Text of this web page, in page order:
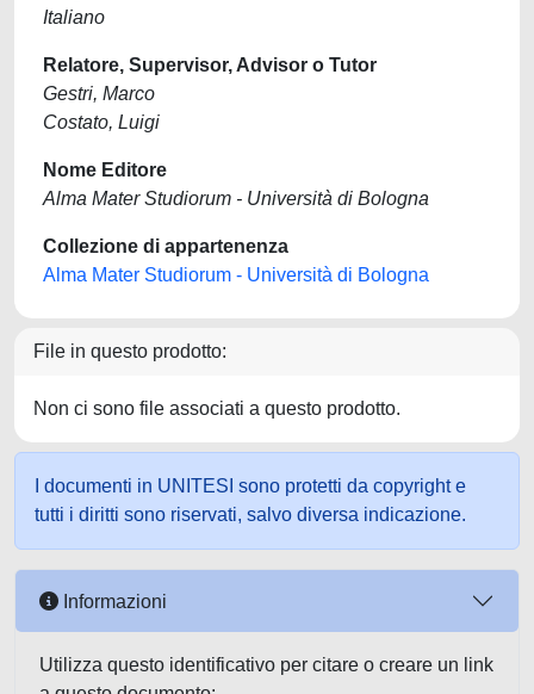
Italiano
Relatore, Supervisor, Advisor o Tutor
Gestri, Marco
Costato, Luigi
Nome Editore
Alma Mater Studiorum - Università di Bologna
Collezione di appartenenza
Alma Mater Studiorum - Università di Bologna
File in questo prodotto:
Non ci sono file associati a questo prodotto.
I documenti in UNITESI sono protetti da copyright e
tutti i diritti sono riservati, salvo diversa indicazione.
Informazioni
Utilizza questo identificativo per citare o creare un link